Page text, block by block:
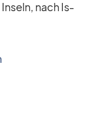
In­seln, nach Is­